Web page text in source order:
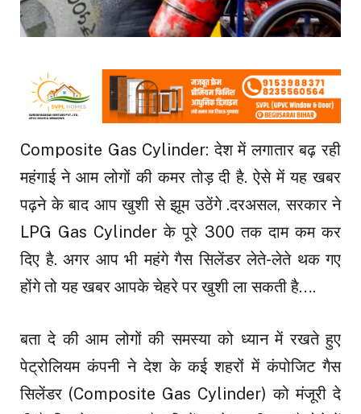
Composite Gas Cylinder: देश में लगातार बढ़ रही
महंगाई ने आम लोगों की कमर तोड़ दी है. ऐसे में यह खबर
पढ़ने के बाद आप खुशी से झूम उठेंगे .दरअसल, सरकार ने
LPG Gas Cylinder के पूरे ₹300 तक दाम कम कर
दिए है. अगर आप भी महंगे गैस सिलेंडर लेते-लेते थक गए
होंगे तो यह खबर आपके चेहरे पर खुशी ला सकती है….
बता दे की आम लोगों की समस्या को ध्यान में रखते हुए
पेट्रोलियम कंपनी ने देश के कई शहरों में कंपोजिट गैस
सिलेंडर (Composite Gas Cylinder) को मंजूरी दे